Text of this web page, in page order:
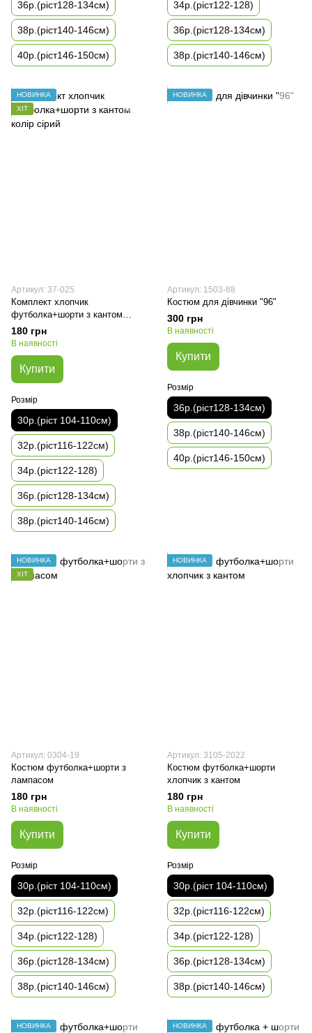
36р.(ріст128-134см)
38р.(ріст140-146см)
40р.(ріст146-150см)
34р.(ріст122-128)
36р.(ріст128-134см)
38р.(ріст140-146см)
НОВИНКА
ХІТ
Артикул: 37-025
Комплект хлопчик
футболка+шорти з кантом
колір сірий
180 грн
В наявності
Купити
Розмір
30р.(ріст 104-110см)
32р.(ріст116-122см)
34р.(ріст122-128)
36р.(ріст128-134см)
38р.(ріст140-146см)
НОВИНКА
Артикул: 1503-88
Костюм для дівчинки "96"
300 грн
В наявності
Купити
Розмір
36р.(ріст128-134см)
38р.(ріст140-146см)
40р.(ріст146-150см)
НОВИНКА
ХІТ
Артикул: 0304-19
Костюм футболка+шорти з
лампасом
180 грн
В наявності
Купити
Розмір
30р.(ріст 104-110см)
32р.(ріст116-122см)
34р.(ріст122-128)
36р.(ріст128-134см)
38р.(ріст140-146см)
НОВИНКА
Артикул: 3105-2022
Костюм футболка+шорти
хлопчик з кантом
180 грн
В наявності
Купити
Розмір
30р.(ріст 104-110см)
32р.(ріст116-122см)
34р.(ріст122-128)
36р.(ріст128-134см)
38р.(ріст140-146см)
НОВИНКА НОВИНКА